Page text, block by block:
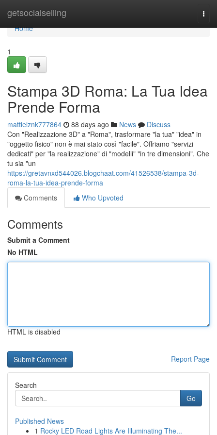
getsocialselling
Home
Home
1
Stampa 3D Roma: La Tua Idea
Prende Forma
mattielznk777864 88 days ago News
Discuss
Con "Realizzazione 3D" a "Roma", trasformare "la tua" "idea" in
"oggetto fisico" non è mai stato così "facile". Offriamo "servizi
dedicati" per "la realizzazione" di "modelli" "in tre dimensioni". Che
tu sia "un
https://gretavnxd544026.blogchaat.com/41526538/stampa-3d-
roma-la-tua-idea-prende-forma
Comments
Who Upvoted
Comments
Submit a Comment
No HTML
HTML is disabled
Report Page
Search
Go
Published News
1 Rocky LED Road Lights Are Illuminating The...